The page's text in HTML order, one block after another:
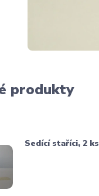
produkty
Sedící staříci, 2 ks